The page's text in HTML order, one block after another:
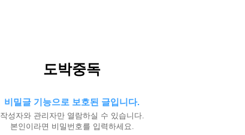
도박중독
비밀글 기능으로 보호된 글입니다.
작성자와 관리자만 열람하실 수 있습니다.
본인이라면 비밀번호를 입력하세요.